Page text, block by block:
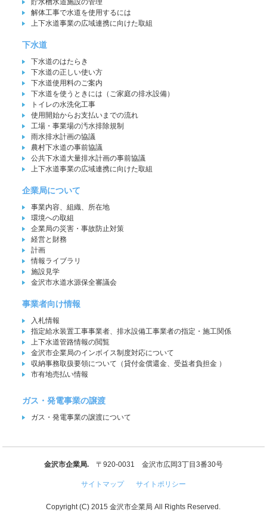
貯水槽水道施設の管理
解体工事で水道を使用するには
上下水道事業の広域連携に向けた取組
下水道
下水道のはたらき
下水道の正しい使い方
下水道使用料のご案内
下水道を使うときには（ご家庭の排水設備）
トイレの水洗化工事
使用開始からお支払いまでの流れ
工場・事業場の汚水排除規制
雨水排水計画の協議
農村下水道の事前協議
公共下水道大量排水計画の事前協議
上下水道事業の広域連携に向けた取組
企業局について
事業内容、組織、所在地
環境への取組
企業局の災害・事故防止対策
経営と財務
計画
情報ライブラリ
施設見学
金沢市水道水源保全審議会
事業者向け情報
入札情報
指定給水装置工事事業者、排水設備工事業者の指定・施工関係
上下水道管路情報の閲覧
金沢市企業局のインボイス制度対応について
収納事務取扱要領について（貸付金償還金、受益者負担金 ）
市有地売払い情報
ガス・発電事業の譲渡
ガス・発電事業の譲渡について
金沢市企業局.〒920-0031 金沢市広岡3丁目3番30号
サイトマップ サイトポリシー
Copyright (C) 2015 金沢市企業局 All Rights Reserved.